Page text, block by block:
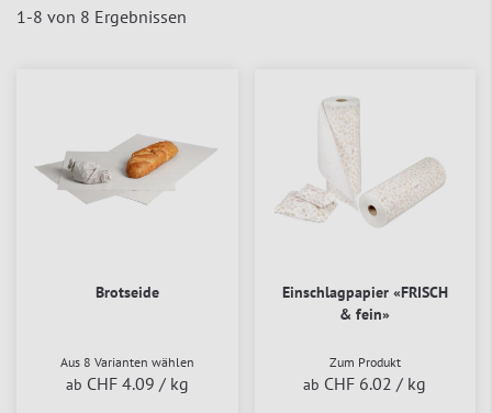
1-8 von 8 Ergebnissen
Brotseide
Aus 8 Varianten wählen
ab CHF 4.09 / kg
Einschlagpapier «FRISCH
& fein»
Zum Produkt
ab CHF 6.02 / kg